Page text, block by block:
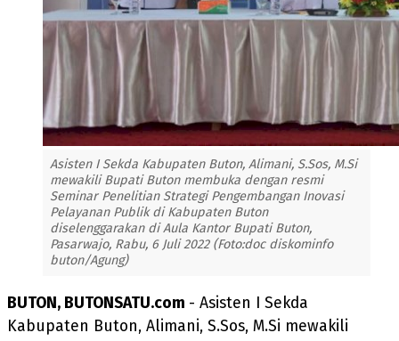
Asisten I Sekda Kabupaten Buton, Alimani, S.Sos, M.Si
mewakili Bupati Buton membuka dengan resmi
Seminar Penelitian Strategi Pengembangan Inovasi
Pelayanan Publik di Kabupaten Buton
diselenggarakan di Aula Kantor Bupati Buton,
Pasarwajo, Rabu, 6 Juli 2022 (Foto:doc diskominfo
buton/Agung)
BUTON, BUTONSATU.com - Asisten I Sekda
Kabupaten Buton, Alimani, S.Sos, M.Si mewakili